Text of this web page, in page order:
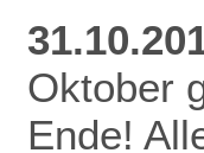
Oktober
Ende!